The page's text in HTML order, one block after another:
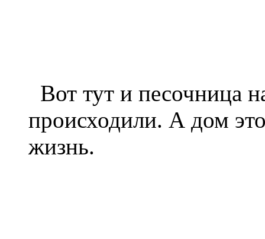
Вот тут и песочница
происходили. А дом
жизнь.